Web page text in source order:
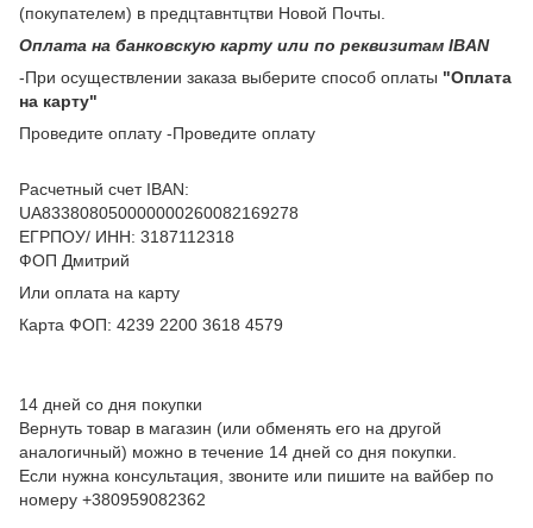
(покупателем) в предцтавнтцтви Новой Почты.
Оплата на банковскую карту или по реквизитам IBAN
-При осуществлении заказа выберите способ оплаты "Оплата
на карту"
Проведите оплату -Проведите оплату
Расчетный счет IBAN:
UA833808050000000260082169278
ЕГРПОУ/ ИНН: 3187112318
ФОП Дмитрий
Или оплата на карту
Карта ФОП: 4239 2200 3618 4579
14 дней со дня покупки
Вернуть товар в магазин (или обменять его на другой
аналогичный) можно в течение 14 дней со дня покупки.
Если нужна консультация, звоните или пишите на вайбер по
номеру +380959082362